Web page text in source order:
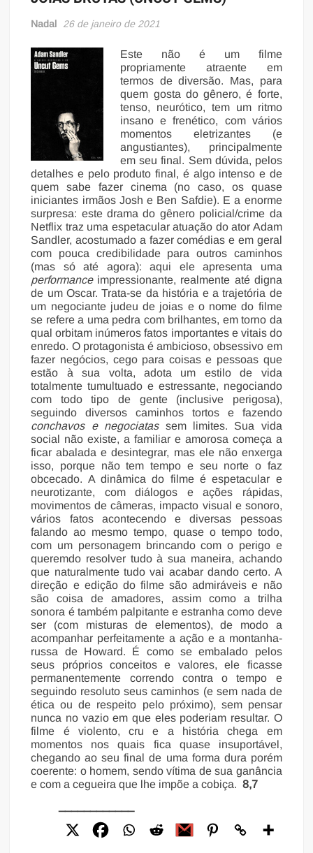
Nadal 26 de janeiro de 2021
Este não é um filme
propriamente atraente em
termos de diversão. Mas, para
quem gosta do gênero, é forte,
tenso, neurótico, tem um ritmo
insano e frenético, com vários
momentos eletrizantes (e
angustiantes), principalmente
em seu final. Sem dúvida, pelos
detalhes e pelo produto final, é algo intenso e de
quem sabe fazer cinema (no caso, os quase
iniciantes irmãos Josh e Ben Safdie). E a enorme
surpresa: este drama do gênero policial/crime da
Netflix traz uma espetacular atuação do ator Adam
Sandler, acostumado a fazer comédias e em geral
com pouca credibilidade para outros caminhos
(mas só até agora): aqui ele apresenta uma
performanceimpressionante, realmente até digna
de um Oscar. Trata-se da história e a trajetória de
um negociante judeu de joias e o nome do filme
se refere a uma pedra com brilhantes, em torno da
qual orbitam inúmeros fatos importantes e vitais do
enredo. O protagonista é ambicioso, obsessivo em
fazer negócios, cego para coisas e pessoas que
estão à sua volta, adota um estilo de vida
totalmente tumultuado e estressante, negociando
com todo tipo de gente (inclusive perigosa),
seguindo diversos caminhos tortos e fazendo
conchavos e negociatas sem limites. Sua vida
social não existe, a familiar e amorosa começa a
ficar abalada e desintegrar, mas ele não enxerga
isso, porque não tem tempo e seu norte o faz
obcecado. A dinâmica do filme é espetacular e
neurotizante, com diálogos e ações rápidas,
movimentos de câmeras, impacto visual e sonoro,
vários fatos acontecendo e diversas pessoas
falando ao mesmo tempo, quase o tempo todo,
com um personagem brincando com o perigo e
queremdo resolver tudo à sua maneira, achando
que naturalmente tudo vai acabar dando certo. A
direção e edição do filme são admiráveis e não
são coisa de amadores, assim como a trilha
sonora é também palpitante e estranha como deve
ser (com misturas de elementos), de modo a
acompanhar perfeitamente a ação e a montanha-
russa de Howard. É como se embalado pelos
seus próprios conceitos e valores, ele ficasse
permanentemente correndo contra o tempo e
seguindo resoluto seus caminhos (e sem nada de
ética ou de respeito pelo próximo), sem pensar
nunca no vazio em que eles poderiam resultar. O
filme é violento, cru e a história chega em
momentos nos quais fica quase insuportável,
chegando ao seu final de uma forma dura porém
coerente: o homem, sendo vítima de sua ganância
e com a cegueira que lhe impõe a cobiça.8,7